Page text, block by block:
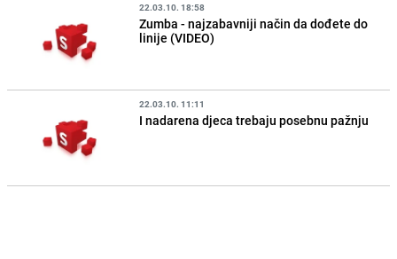
22.03.10. 18:58
Zumba - najzabavniji način da dođete do
linije (VIDEO)
22.03.10. 11:11
I nadarena djeca trebaju posebnu pažnju